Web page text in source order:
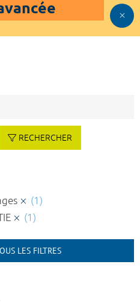
RECHERCHER
(1)
(1)
LES FILTRES